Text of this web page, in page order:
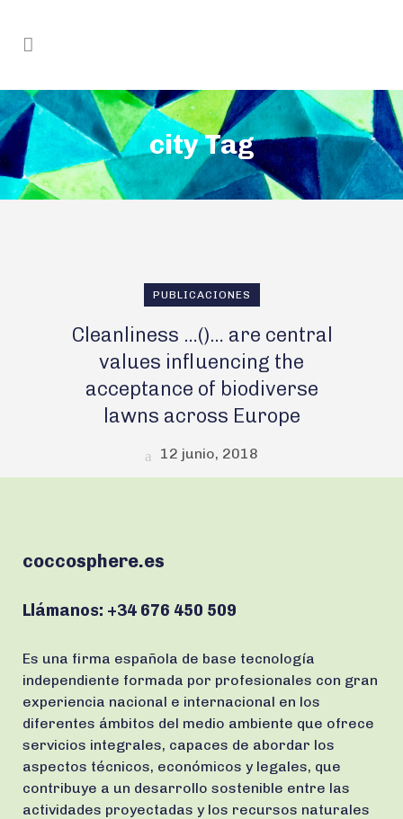
city Tag
PUBLICACIONES
Cleanliness …()… are central
values influencing the
acceptance of biodiverse
lawns across Europe
12 junio, 2018
coccosphere.es
Llámanos: +34 676 450 509
Es una firma española de base tecnología
independiente formada por profesionales con gran
experiencia nacional e internacional en los
diferentes ámbitos del medio ambiente que ofrece
servicios integrales, capaces de abordar los
aspectos técnicos, económicos y legales, que
contribuye a un desarrollo sostenible entre las
actividades proyectadas y los recursos naturales